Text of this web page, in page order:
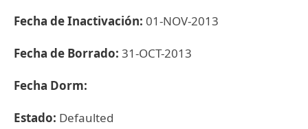
Fecha de Inactivación: 01-NOV-2013
Fecha de Borrado: 31-OCT-2013
Fecha Dorm:
Estado: Defaulted